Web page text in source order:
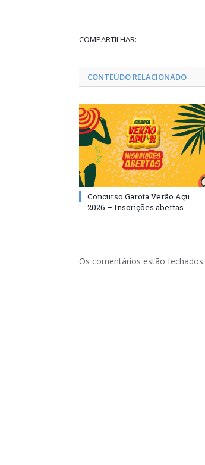
COMPARTILHAR:
CONTEÚDO RELACIONADO
Concurso Garota Verão Açu
2026 – Inscrições abertas
Os comentários estão fechados.